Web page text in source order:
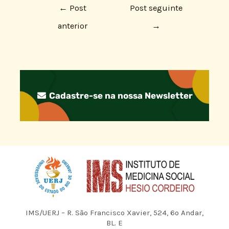
← Post
anterior
Post seguinte
→
Cadastre-se na nossa Newsletter
IMS/UERJ – R. São Francisco Xavier, 524, 6º Andar,
BL. E